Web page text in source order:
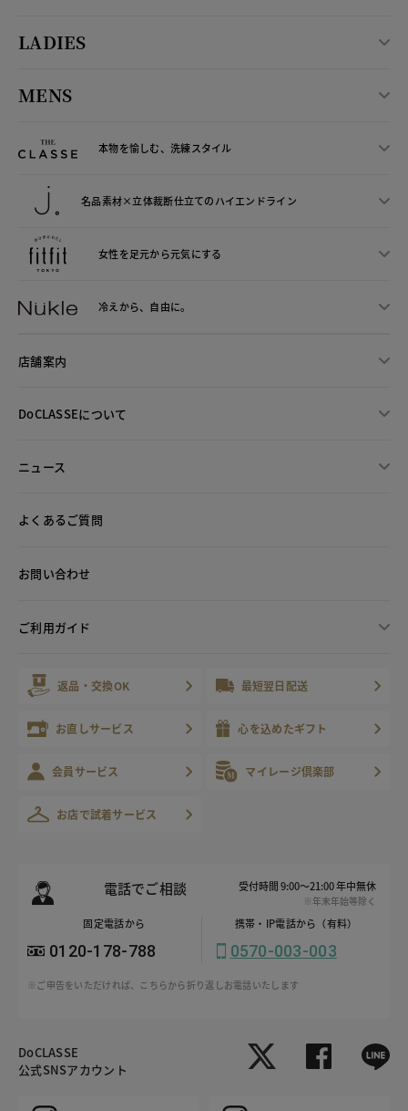
LADIES
MENS
本物を愉しむ、洗練スタイル
名品素材×立体裁断仕立てのハイエンドライン
女性を足元から元気にする
冷えから、 自由に。
店舗案内
DoCLASSEについて
ニュース
よくあるご質問
お問い合わせ
ご利用ガイド
返品・交換OK 最短翌日配送
お直しサービス 心を込めたギフト
会員サービス マイレージ倶楽部
お店で試着サービス
電話でご相談 受付時間 9:00～21:00 年中無休
※年末年始等除く
固定電話から
0120-178-788
携帯・IP電話から（有料）
0570-003-003
※ご申告をいただければ、こちらから折り返しお電話いたします
DoCLASSE
公式SNSアカウント